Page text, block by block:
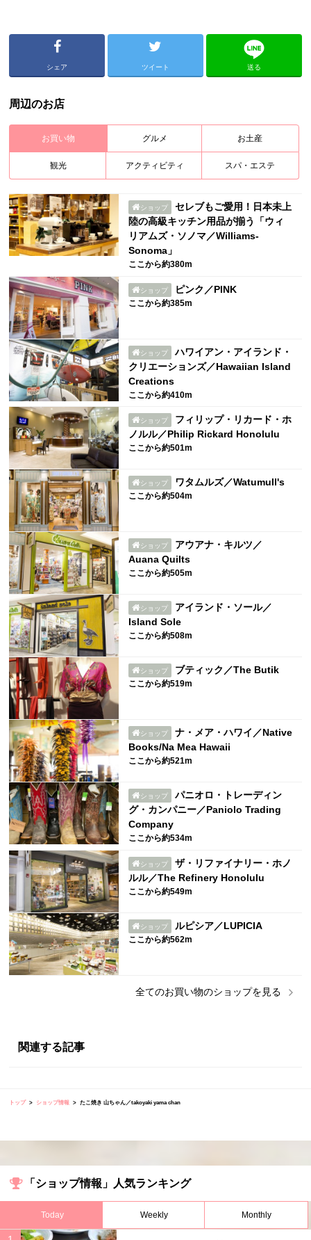
シェア ツイート 送る
周辺のお店
お買い物 グルメ お土産
観光 アクティビティ スパ・エステ
ショップ
セレブもご愛用！日本未上
陸の高級キッチン用品が揃う「ウィ
リアムズ・ソノマ／Williams-
Sonoma」
ここから約380m
ショップ ピンク／PINK
ここから約385m
ショップ
ハワイアン・アイランド・
クリエーションズ／Hawaiian Island
Creations
ここから約410m
ショップ
フィリップ・リカード・ホ
ノルル／Philip Rickard Honolulu
ここから約501m
ショップ ワタムルズ／Watumull's
ここから約504m
ショップ
アウアナ・キルツ／
Auana Quilts
ここから約505m
ショップ
アイランド・ソール／
Island Sole
ここから約508m
ショップ ブティック／The Butik
ここから約519m
ショップ
ナ・メア・ハワイ／Native
Books/Na Mea Hawaii
ここから約521m
ショップ
パニオロ・トレーディン
グ・カンパニー／Paniolo Trading
Company
ここから約534m
ショップ
ザ・リファイナリー・ホノ
ルル／The Refinery Honolulu
ここから約549m
ショップ ルピシア／LUPICIA
ここから約562m
全てのお買い物のショップを見る
関連する記事
トップ ショップ情報 たこ焼き 山ちゃん／takoyaki yama chan
「ショップ情報」人気ランキング
Today Weekly Monthly